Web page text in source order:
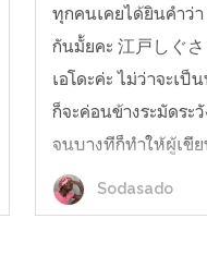
ทุกคนเคยได้ยินคำว่า
กันมั้ยคะ 江戸しぐ
เอโดะค่ะ ไม่ว่าจะเป็
ก็จะค่อนข้างระมัดระ
จนบางทีก็ทำให้ผู้เขีย
คิดถึงคนอื่นได้ขนาด
มารยาทดีขนาดไหน
Sodasado